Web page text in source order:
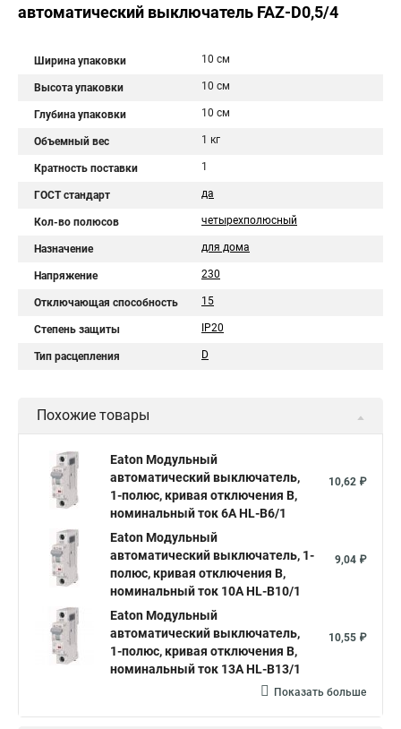
автоматический выключатель FAZ-D0,5/4
Ширина упаковки 10 см
Высота упаковки 10 см
Глубина упаковки 10 см
Объемный вес 1 кг
Кратность поставки 1
ГОСТ стандарт да
Кол-во полюсов четырехполюсный
Назначение для дома
Напряжение 230
Отключающая способность 15
Степень защиты IP20
Тип расцепления D
Похожие товары
Eaton Модульный
автоматический выключатель,
1-полюс, кривая отключения B,
номинальный ток 6А HL-B6/1
10,62 ₽
Eaton Модульный
автоматический выключатель, 1-
полюс, кривая отключения B,
номинальный ток 10А HL-B10/1
9,04 ₽
Eaton Модульный
автоматический выключатель,
1-полюс, кривая отключения B,
номинальный ток 13А HL-B13/1
10,55 ₽
Показать больше